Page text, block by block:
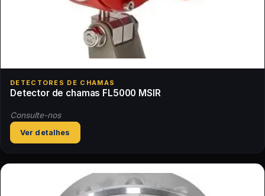
DETECTORES DE CHAMAS
Detector de chamas FL5000 MSIR
Consulte-nos
Ver detalhes